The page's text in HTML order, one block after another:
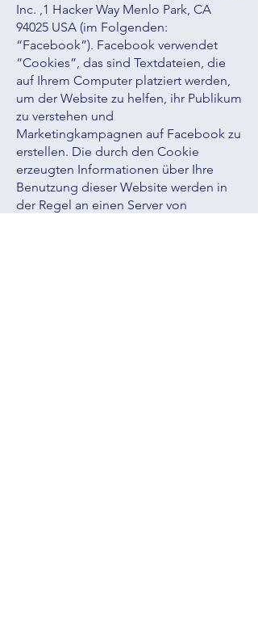
Inc. ,1 Hacker Way Menlo Park, CA
94025 USA (im Folgenden:
“Facebook”). Facebook verwendet
“Cookies”, das sind Textdateien, die
auf Ihrem Computer platziert werden,
um der Website zu helfen, ihr Publikum
zu verstehen und
Marketingkampagnen auf Facebook zu
erstellen. Die durch den Cookie
erzeugten Informationen über Ihre
Benutzung dieser Website werden in
der Regel an einen Server von